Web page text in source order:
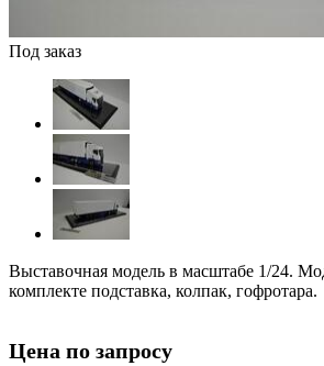
Под заказ
Выставочная модель в масштабе 1/24.
комплекте подставка, колпак, гофротара.
Цена по запросу